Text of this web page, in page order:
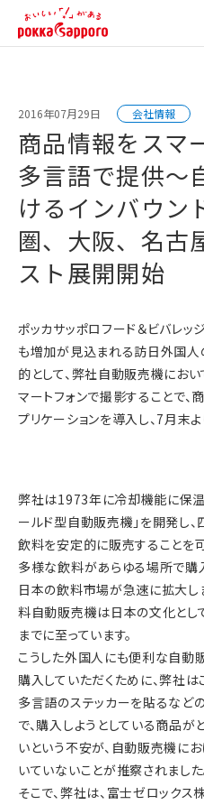
2016年07月29日 会社情報
商品情報をスマ
多言語で提供～
けるインバウン
圏、大阪、名古
スト展開開始
ポッカサッポロフード＆ビバレッ
も増加が見込まれる訪日外国
的として、弊社自動販売機にお
マートフォンで撮影することで
プリケーションを導入し、7月末
弊社は1973年に冷却機能に保温
ールド型自動販売機」を開発し
飲料を安定的に販売することを
多様な飲料があらゆる場所で購
日本の飲料市場が急速に拡大し
料自動販売機は日本の文化とし
までに至っています。
こうした外国人にも便利な自動
購入していただくために、弊社
多言語のステッカーを貼るなど
で、購入しようとしている商品
いという不安が、自動販売機に
いていないことが推察されました
そこで、弊社は、富士ゼロック